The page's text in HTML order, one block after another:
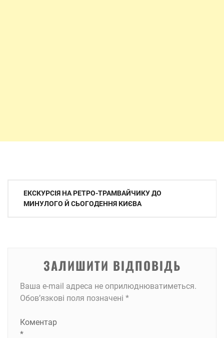
Навігація
записів
ЕКСКУРСІЯ НА РЕТРО-ТРАМВАЙЧИКУ ДО
МИНУЛОГО Й СЬОГОДЕННЯ КИЄВА
ЗАЛИШИТИ ВІДПОВІДЬ
Ваша e-mail адреса не оприлюднюватиметься.
Обов’язкові поля позначені *
Коментар
*